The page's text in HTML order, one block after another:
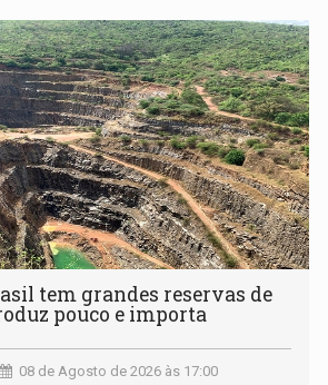
poderá ser feita até 1º de
tem grandes reservas de
pouco e importa
08 de Agosto de 2026 às 17:00